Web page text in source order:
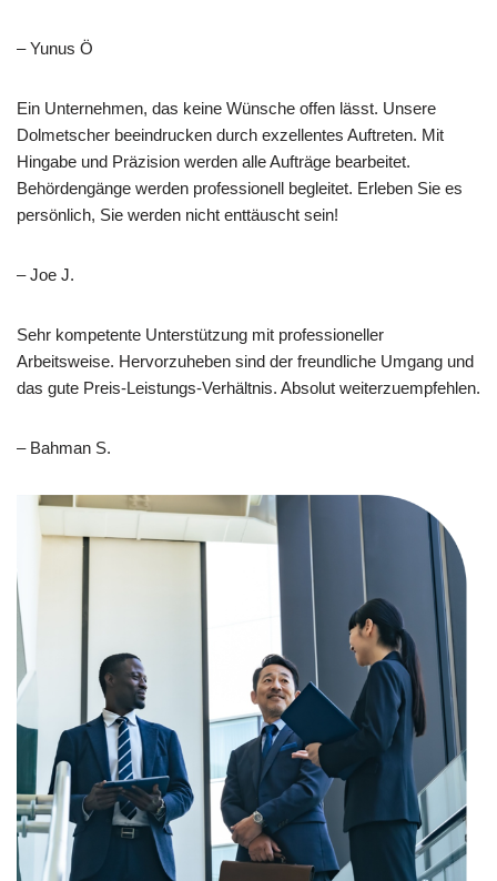
– Yunus Ö
Ein Unternehmen, das keine Wünsche offen lässt. Unsere
Dolmetscher beeindrucken durch exzellentes Auftreten. Mit
Hingabe und Präzision werden alle Aufträge bearbeitet.
Behördengänge werden professionell begleitet. Erleben Sie es
persönlich, Sie werden nicht enttäuscht sein!
– Joe J.
Sehr kompetente Unterstützung mit professioneller
Arbeitsweise. Hervorzuheben sind der freundliche Umgang und
das gute Preis-Leistungs-Verhältnis. Absolut weiterzuempfehlen.
– Bahman S.